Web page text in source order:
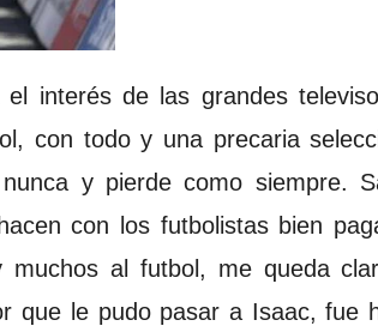
interés de las grandes
con todo y una precaria
y pierde como siempre.
con los futbolistas bien
al futbol, me queda
que le pudo pasar a Isaac, fue